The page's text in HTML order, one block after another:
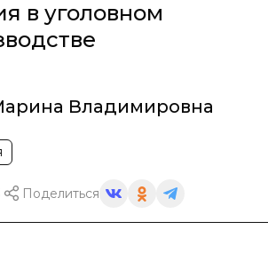
в уголовном
Владимировна
Поделиться